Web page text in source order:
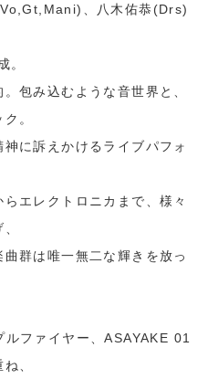
、八木佑恭(Drs)
。
包み込むような音世界と、
。
に訴えかけるライブパフォ
エレクトロニカまで、様々
群は唯一無二な輝きを放っ
ファイヤー、ASAYAKE 01
、